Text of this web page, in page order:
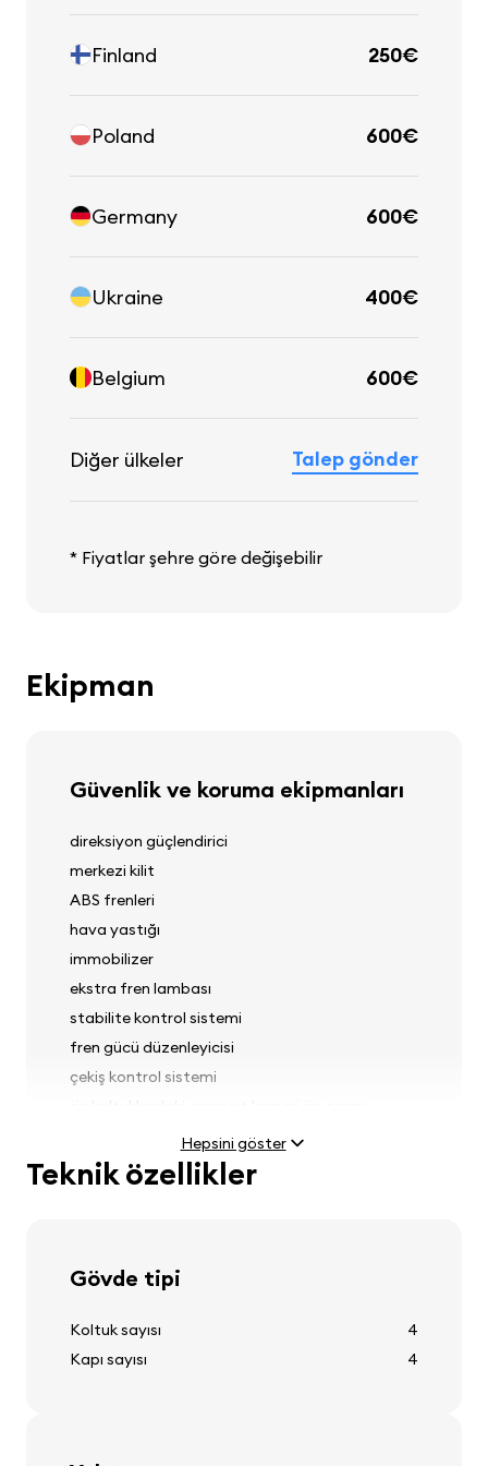
Finland 250€
Poland 600€
Germany 600€
Ukraine 400€
Belgium 600€
Diğer ülkeler Talep gönder
* Fiyatlar şehre göre değişebilir
Ekipman
Güvenlik ve koruma ekipmanları
direksiyon güçlendirici
merkezi kilit
ABS frenleri
hava yastığı
immobilizer
ekstra fren lambası
stabilite kontrol sistemi
fren gücü düzenleyicisi
çekiş kontrol sistemi
sis farlar
far ayarı
ön far yıkayıcıları
Hepsini göster
Teknik özellikler
Gövde tipi
Koltuk sayısı
4
Kapı sayısı
4